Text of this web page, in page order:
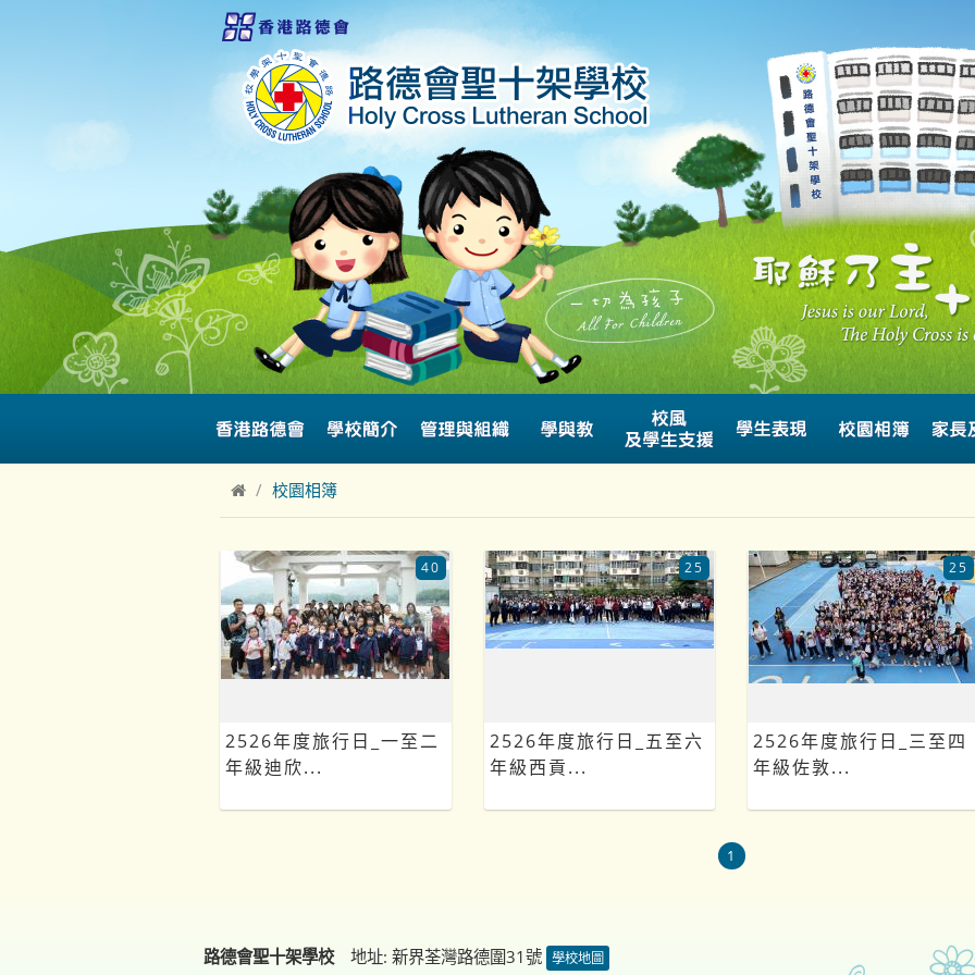
校園相簿
2526年度旅行日_一至二
年級迪欣...
40
2526年度旅行日_五至六
年級西貢...
25
2526年度旅行日_三至四
年級佐敦...
25
1
路德會聖十架學校 地址: 新界荃灣路德圍31號 學校地圖